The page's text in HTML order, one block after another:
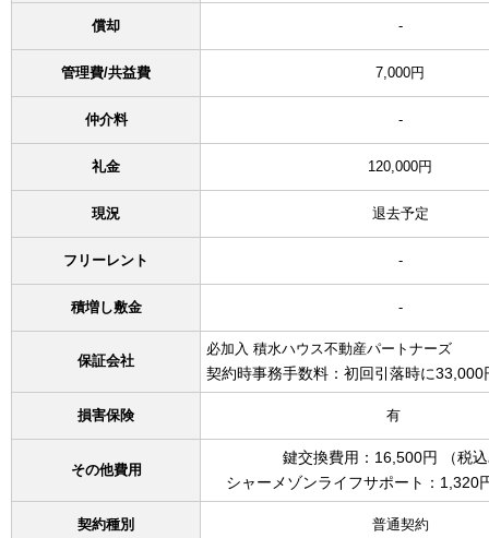
償却 -
管理費/共益費 7,000円
仲介料 -
礼金 120,000円
現況 退去予定
フリーレント -
積増し敷金 -
保証会社
必加入 積水ハウス不動産パートナーズ
契約時事務手数料：初回引落時に33,000
損害保険 有
その他費用
鍵交換費用：16,500円 （税
シャーメゾンライフサポート：1,320
契約種別 普通契約